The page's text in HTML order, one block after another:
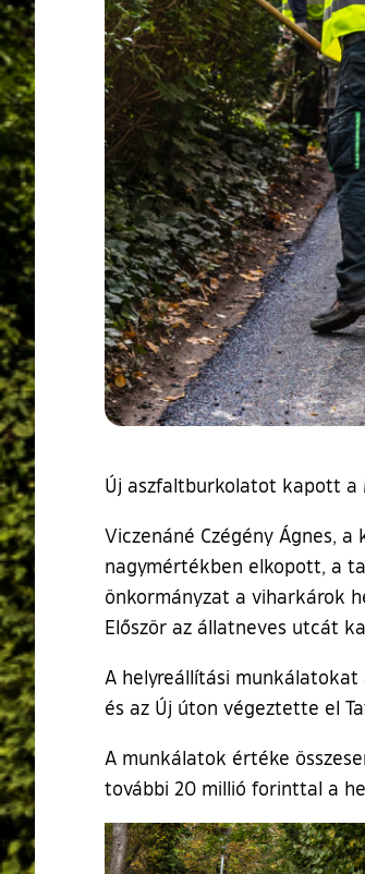
Új aszfaltburkolatot kapott a
Viczenáné Czégény Ágnes,
nagymértékben elkopott, a
önkormányzat a viharkárok
Először az állatneves utcát
A helyreállítási munkálatokat
és az Új úton végeztette el
A munkálatok értéke
további 20 millió forinttal a
Ugrás a galéria utánra